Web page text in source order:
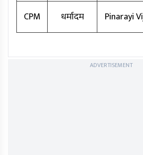
CPM धर्मादम Pinarayi
ADVERTISEMENT